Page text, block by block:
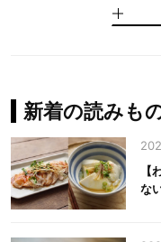
手
麻
中
中
【
新着の読みも
な